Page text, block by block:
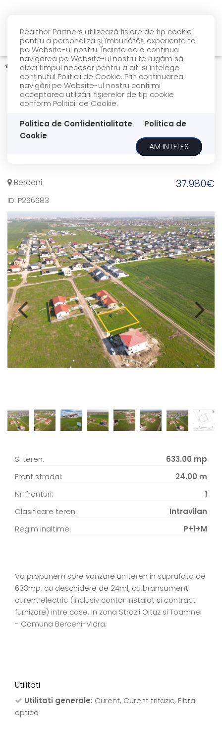
Realthor Partners utilizează fişiere de tip cookie
pentru a personaliza și îmbunătăți experiența ta
pe Website-ul nostru. Înainte de a continua
navigarea pe Website-ul nostru te rugăm să
aloci timpul necesar pentru a citi și înțelege
conținutul Politicii de Cookie. Prin continuarea
navigării pe Website-ul nostru confirmi
acceptarea utilizării fişierelor de tip cookie
conform Politicii de Cookie.
Politica de Confidentialitate
Politica de
Cookie
AM INTELES
Vanzare Terenuri Berceni
Intravilan 633mp |
Deschidere 24ml |
bransament curent | Str.
Berceni 37.980€
ID: P266683
COMISION 0% REPREZENTARE EXCLUSIVA
S. teren:
633.00 mp
Front stradal:
24.00 m
Nr. fronturi:
1
Clasificare teren:
Intravilan
Regim inaltime:
P+1+M
Va propunem spre vanzare un teren in suprafata de
633mp, cu deschidere de 24ml, cu bransament
curent electric (inclusiv contor instalat si contract
furnizare) intre case, in zona Strazii Oituz si Toamnei
- Comuna Berceni-Vidra.
Utilitati
Utilitati generale: Curent, Curent trifazic, Fibra
optica